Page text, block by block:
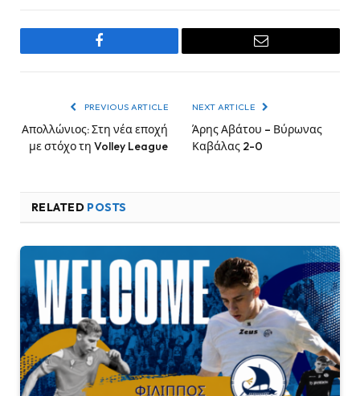
Facebook Email
PREVIOUS ARTICLE
Απολλώνιος: Στη νέα εποχή
με στόχο τη Volley League
NEXT ARTICLE
Άρης Αβάτου – Βύρωνας
Καβάλας 2-0
RELATED POSTS